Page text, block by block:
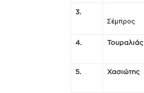
3.
Σέμπρος
4. Τουραλιάς
5. Χασιώτης